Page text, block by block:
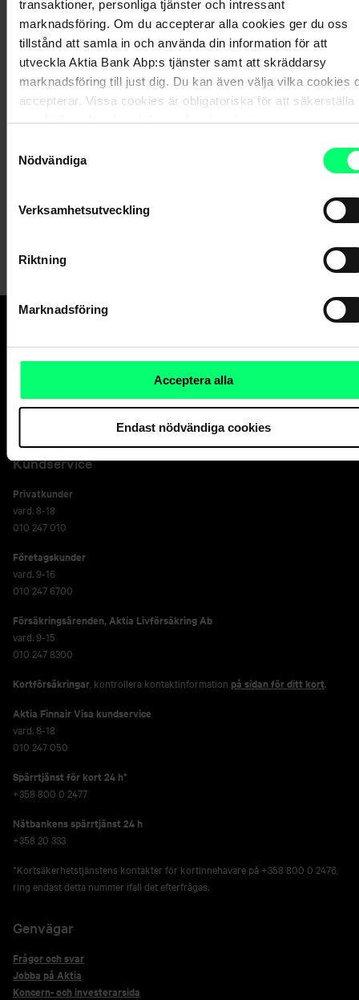
transaktioner, personliga tjänster och intressant
marknadsföring. Om du accepterar alla cookies ger du oss
tillstånd att samla in och använda din information för att
utveckla Aktia Bank Abp:s tjänster samt att skräddarsy
marknadsföring till just dig. Du kan även välja vilka cookies
accepterar. Vissa cookies är obligatoriska för att säkerställa
en pålitlig och säker drift av våra digitala tjänster.
Nödvändiga
Verksamhetsutveckling
Riktning
Marknadsföring
Acceptera alla
Endast nödvändiga cookies
Nyhetsarkiv
Den goda banken.
kapitalförvaltaren.
Kundservice
Privatkunder
vard. 8-18
010 247 010
Företagskunder
vard. 9-16
010 247 6700
Försäkringsärenden,Aktia Livförsäkring Ab
vard. 9-15
010 247 8300
Kortförsäkringar , kontrollera kontaktinformation på sidan för ditt kort.
Aktia Finnair Visa kundservice
vard. 8-18
010 247 050
Spärrtjänst för kort 24 h*
+358 800 0 2477
Nätbankens spärrtjänst 24 h
+358 20 333
*Kortsäkerhetstjänstens kontakter för kortinnehavare på +358 800 0 2476,
ring endast detta nummer ifall det efterfrågas.
Genvägar
Frågor och svar
Jobba på Aktia
Koncern- och investerarsida